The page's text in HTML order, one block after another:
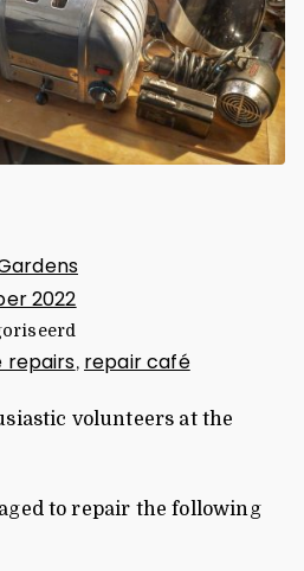
2022
repairs, repair café
volunteers at the
to repair the following